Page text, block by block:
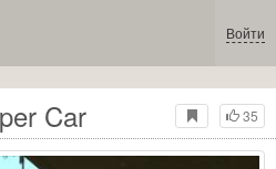
Войти
35
Car